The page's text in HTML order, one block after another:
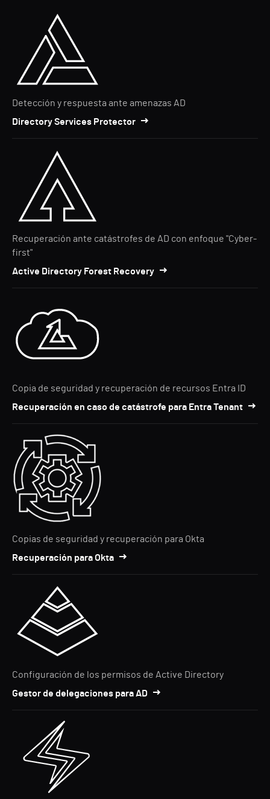
Detección y respuesta ante amenazas AD
Directory Services Protector
Recuperación ante catástrofes de AD con enfoque "Cyber-
first"
Active Directory Forest Recovery
Copia de seguridad y recuperación de recursos Entra ID
Recuperación en caso de catástrofe para Entra Tenant
Copias de seguridad y recuperación para Okta
Recuperación para Okta
Configuración de los permisos de Active Directory
Gestor de delegaciones para AD